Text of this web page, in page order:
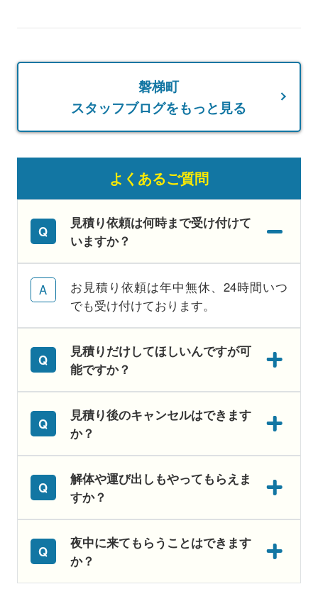
磐梯町
スタッフブログをもっと見る
よくあるご質問
見積り依頼は何時まで受け付けて
いますか？
お見積り依頼は年中無休、24時間いつ
でも受け付けております。
見積りだけしてほしいんですが可
能ですか？
見積り後のキャンセルはできます
か？
解体や運び出しもやってもらえま
すか？
夜中に来てもらうことはできます
か？